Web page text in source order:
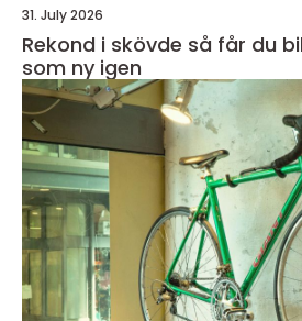
31. July 2026
Rekond i skövde så får du bilen att kännas
som ny igen